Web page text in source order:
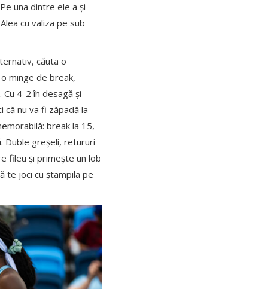
una dintre ele a și
cu valiza pe sub
căuta o
minge de break,
4-2 în desagă și
că nu va fi zăpadă la
break la 15,
Duble greșeli, retururi
fileu și primește un lob
te joci cu ștampila pe